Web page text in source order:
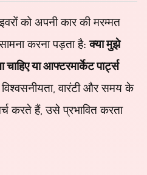
को अपनी कार की मरम्मत
करना पड़ता है:क्या मुझे
या आफ्टरमार्केट पार्ट्स
वारंटी और समय के
करते हैं, उसे प्रभावित करता